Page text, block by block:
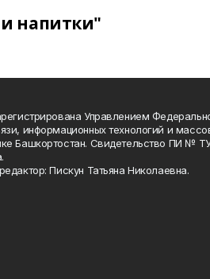
напитки"
Управлением
информационных технологий и
Башкортостан. Свидетельство ПИ № ТУ
Пискун Татьяна Николаевна.